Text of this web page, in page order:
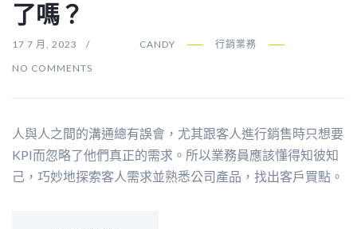
了嗎？
17 7 月, 2023 CANDY
行銷業務
NO COMMENTS
人與人之間的溝通總有誤會，尤其跟客人進行銷售時只想要
KPI而忽略了他們真正的需求。所以業務員應該懂得知彼知
己，巧妙地探索客人需求並熟悉公司產品，找出客戶買點。